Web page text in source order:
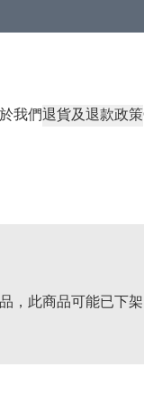
我們退貨及退款政策
，此商品可能已下